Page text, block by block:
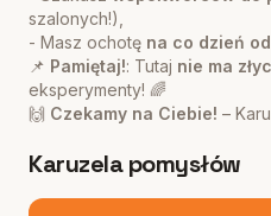
szalonych!),
- Masz ochotę na co dzień
📌 Pamiętaj!: Tutaj nie ma
eksperymenty! 🌈
🙌 Czekamy na Ciebie! –
Karuzela pomysłów